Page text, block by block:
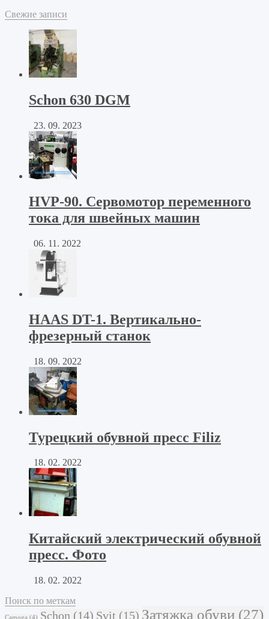
Свежие записи
Schon 630 DGM
23. 09. 2023
HVP-90. Сервомотор переменного
тока для швейных машин
06. 11. 2022
HAAS DT-1. Вертикально-
фрезерный станок
18. 09. 2022
Турецкий обувной пресс Filiz
18. 02. 2022
Китайский электрический обувной
пресс. Фото
18. 02. 2022
Поиск по меткам
Camoga (4) Schon (14) Svit (15) Затяжка обуви (27)